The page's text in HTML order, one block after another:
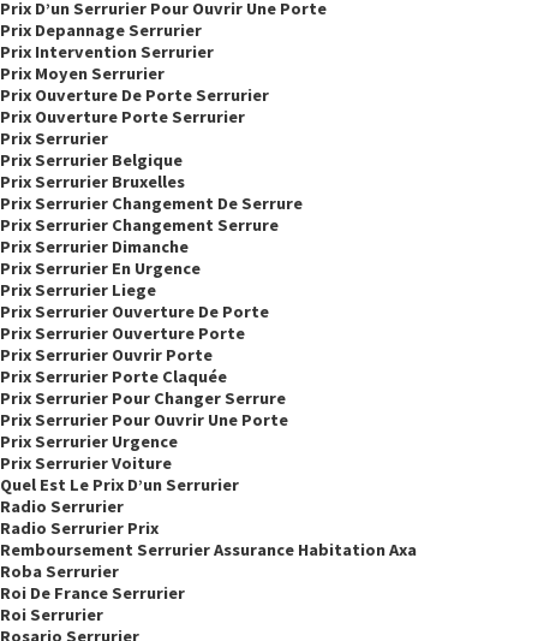
Prix D’un Serrurier Pour Ouvrir Une Porte
Prix Depannage Serrurier
Prix Intervention Serrurier
Prix Moyen Serrurier
Prix Ouverture De Porte Serrurier
Prix Ouverture Porte Serrurier
Prix Serrurier
Prix Serrurier Belgique
Prix Serrurier Bruxelles
Prix Serrurier Changement De Serrure
Prix Serrurier Changement Serrure
Prix Serrurier Dimanche
Prix Serrurier En Urgence
Prix Serrurier Liege
Prix Serrurier Ouverture De Porte
Prix Serrurier Ouverture Porte
Prix Serrurier Ouvrir Porte
Prix Serrurier Porte Claquée
Prix Serrurier Pour Changer Serrure
Prix Serrurier Pour Ouvrir Une Porte
Prix Serrurier Urgence
Prix Serrurier Voiture
Quel Est Le Prix D’un Serrurier
Radio Serrurier
Radio Serrurier Prix
Remboursement Serrurier Assurance Habitation Axa
Roba Serrurier
Roi De France Serrurier
Roi Serrurier
Rosario Serrurier